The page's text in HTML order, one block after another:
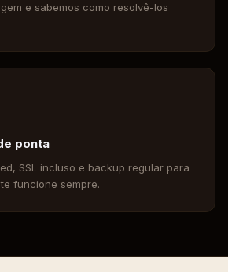
e sabemos como resolvê-los
ponta
SSL incluso e backup regular para
funcione sempre.